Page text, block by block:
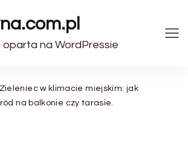
oparta na WordPressie
Zieleniec w klimacie miejskim: jak
na balkonie czy tarasie.